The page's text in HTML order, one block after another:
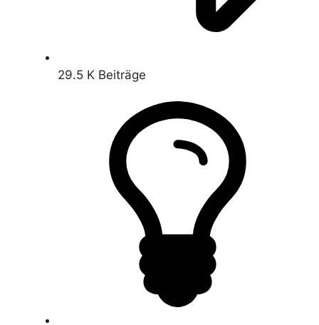
29.5 K Beiträge